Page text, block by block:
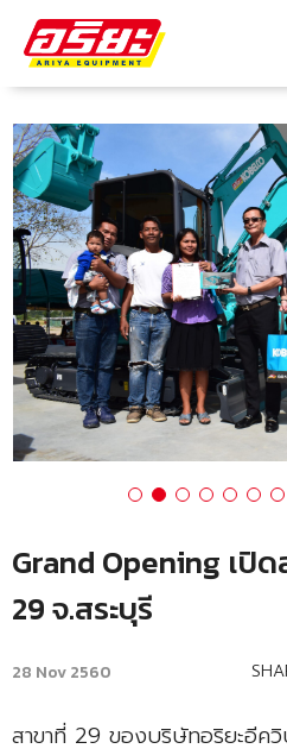
Grand Opening เปิ
29 จ.สระบุรี
28 Nov 2560
สาขาที่ 29 ของบริษัทอริยะอีค